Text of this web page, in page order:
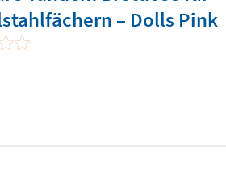
– Dolls Pink